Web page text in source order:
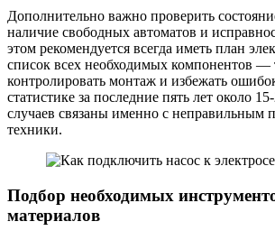
Дополнительно важно проверить
наличие свободных автоматов и
этом рекомендуется всегда иметь план
список всех необходимых компонентов —
контролировать монтаж и избежать
статистике за последние пять лет около
случаев связаны именно с неправильным
техники.
Подбор необходимых
материалов